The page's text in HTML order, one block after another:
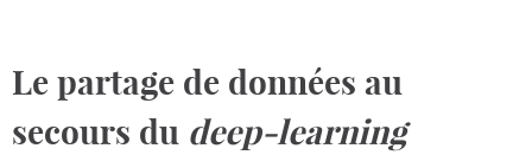
Le partage de données au
secours du deep-learning